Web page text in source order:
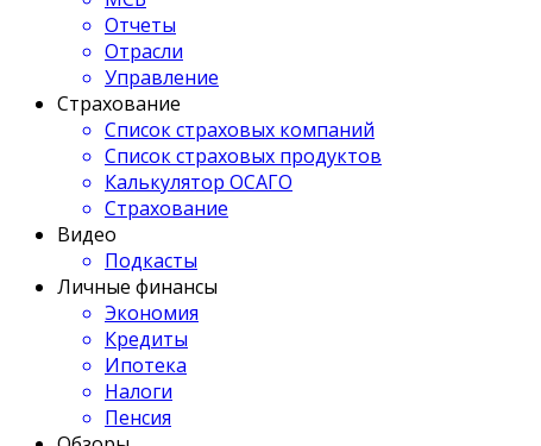
Отчеты
Отрасли
Управление
Страхование
Список страховых компаний
Список страховых продуктов
Калькулятор ОСАГО
Страхование
Видео
Подкасты
Личные финансы
Экономия
Кредиты
Ипотека
Налоги
Пенсия